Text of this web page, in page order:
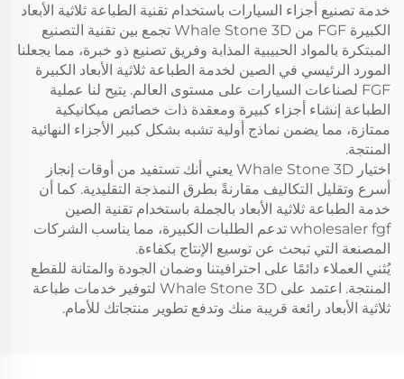
خدمة تصنيع أجزاء السيارات باستخدام تقنية الطباعة ثلاثية الأبعاد
الكبيرة FGF من Whale Stone 3D تجمع بين تقنية التصنيع
المبتكرة بالمواد الحبيبية المذابة وفريق تصنيع ذو خبرة، مما يجعلنا
المورد الرئيسي في الصين لخدمة الطباعة ثلاثية الأبعاد الكبيرة
FGF لصناعات السيارات على مستوى العالم. يتيح لنا عملية
الطباعة إنشاء أجزاء كبيرة ومعقدة ذات خصائص ميكانيكية
ممتازة، مما يضمن نماذج أولية تشبه بشكل كبير الأجزاء النهائية
المنتجة.
اختيار Whale Stone 3D يعني أنك تستفيد من أوقات إنجاز
أسرع وتقليل التكاليف مقارنةً بطرق النمذجة التقليدية. كما أن
خدمة الطباعة ثلاثية الأبعاد بالجملة باستخدام تقنية الصين
wholesaler fgf تدعم الطلبات الكبيرة، مما يناسب الشركات
المصنعة التي تبحث عن توسيع الإنتاج بكفاءة.
يُثني العملاء دائمًا على احترافيتنا وضمان الجودة والمتانة للقطع
المنتجة. اعتمد على Whale Stone 3D لتوفير خدمات طباعة
ثلاثية الأبعاد رائعة قريبة منك وتدفع تطوير منتجاتك للأمام.